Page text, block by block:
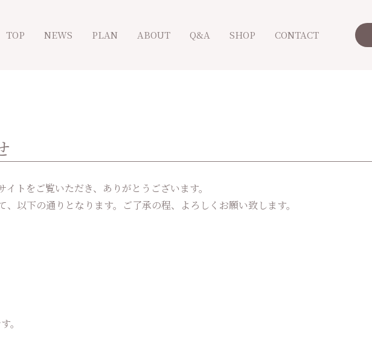
TOP NEWS PLAN ABOUT Q&A SHOP CONTACT
トをご覧いただき、ありがとうございます。
以下の通りとなります。ご了承の程、よろしくお願い致します。
。